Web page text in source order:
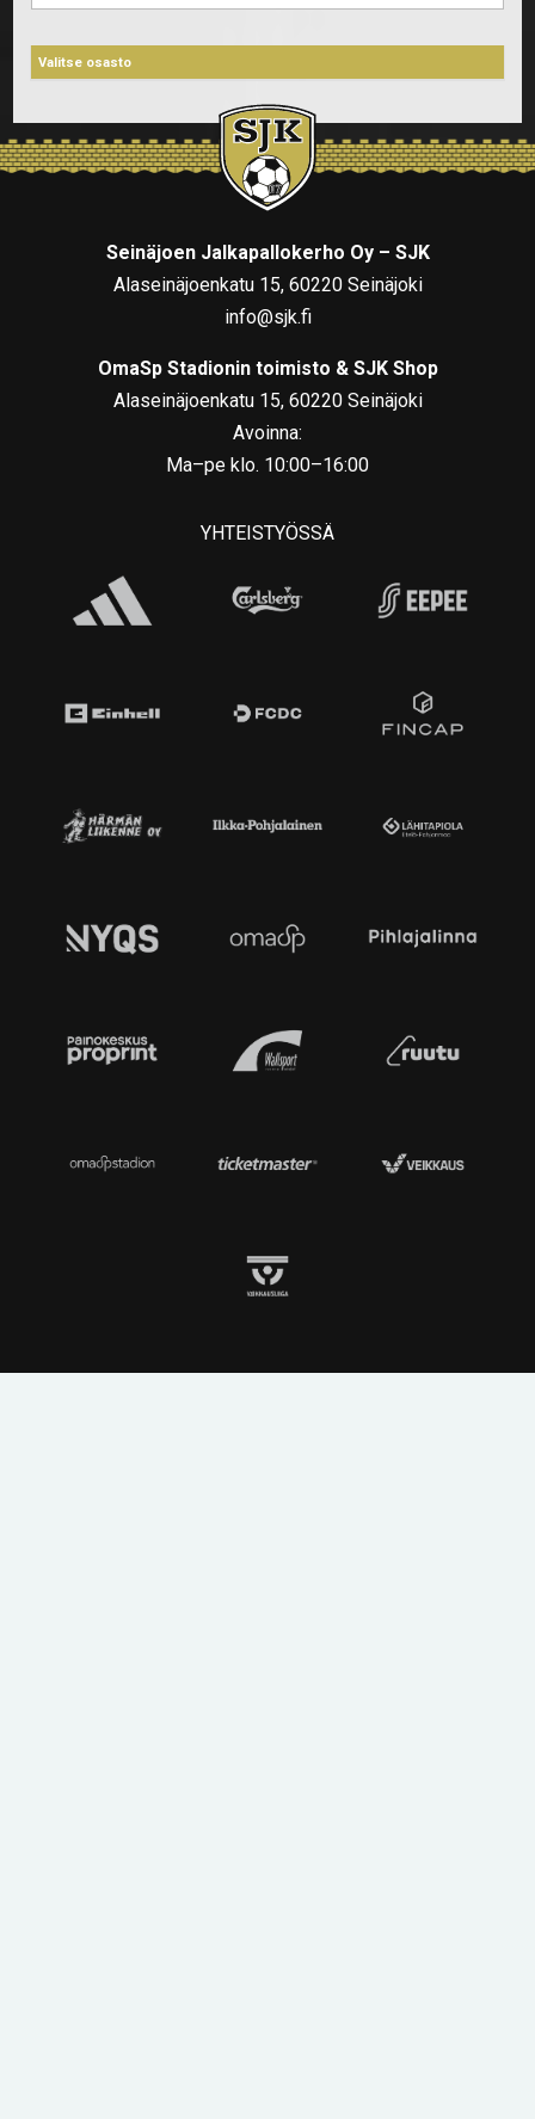
Seinäjoen Jalkapallokerho Oy – SJK
Alaseinäjoenkatu 15, 60220 Seinäjoki
info@sjk.fi
OmaSp Stadionin toimisto & SJK Shop
Alaseinäjoenkatu 15, 60220 Seinäjoki
Avoinna:
Ma–pe klo. 10:00–16:00
YHTEISTYÖSSÄ